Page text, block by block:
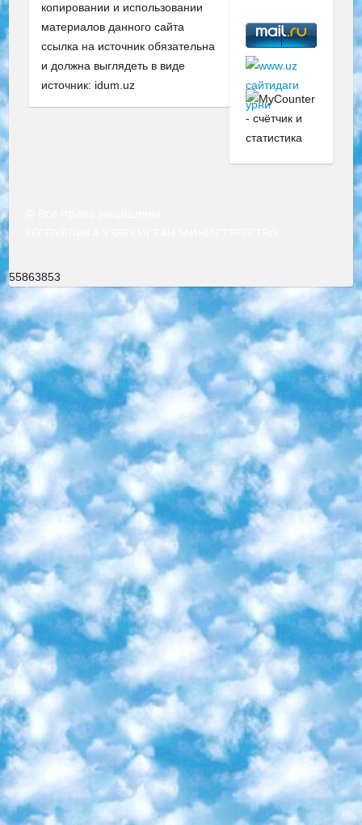
копировании и использовании
материалов данного сайта
ссылка на источник обязательна
и должна выглядеть в виде
источник: idum.uz
55863853